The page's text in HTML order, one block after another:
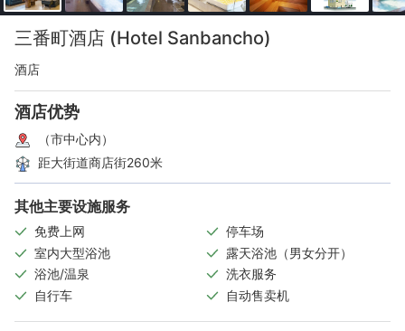
三番町酒店 (Hotel Sanbancho)
酒店
酒店优势
（市中心内）
距大街道商店街260米
其他主要设施服务
免费上网
停车场
室内大型浴池
露天浴池（男女分开）
浴池/温泉
洗衣服务
自行车
自动售卖机